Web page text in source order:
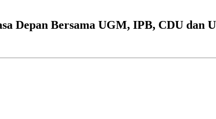
Depan Bersama UGM, IPB, CDU dan